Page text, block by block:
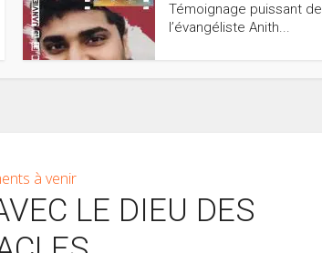
Témoignage puissant de
l’évangéliste Anith...
à venir
LE DIEU DES